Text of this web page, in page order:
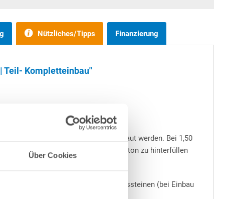
Über Cookies
Finanzierung
Nützliches/Tipps
Teil- Kompletteinbau"
oder teilweise bzw. ganz eingebaut werden. Bei 1,50
Schwimmbeckens stets mit Magerbeton zu hinterfüllen
- immer zu empfehlen.
Bodenplatten sowie Schalungssteinen (bei Einbau